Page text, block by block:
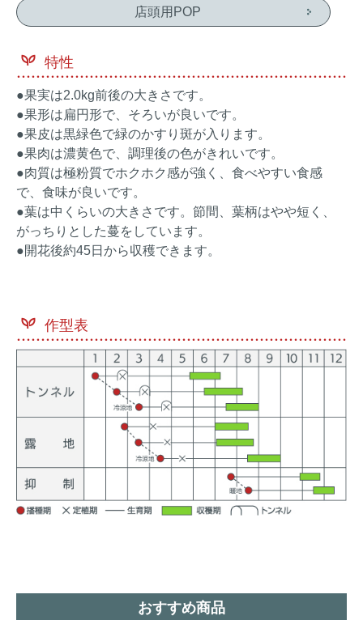
店頭用POP
特性
●果実は2.0kg前後の大きさです。
●果形は扁円形で、そろいが良いです。
●果皮は黒緑色で緑のかすり斑が入ります。
●果肉は濃黄色で、調理後の色がきれいです。
●肉質は極粉質でホクホク感が強く、食べやすい食感
で、食味が良いです。
●葉は中くらいの大きさです。節間、葉柄はやや短く、
がっちりとした蔓をしています。
●開花後約45日から収穫できます。
作型表
おすすめ商品